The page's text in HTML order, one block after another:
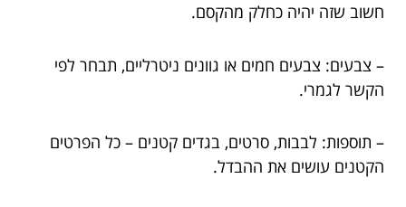
חשוב שזה יהיה כחלק מהקסם.
– צבעים: צבעים חמים או גוונים ניטרליים, תבחר לפי
הקשר לגמרי.
– תוספות: לבבות, סרטים, בגדים קטנים – כל הפרטים
הקטנים עושים את ההבדל.